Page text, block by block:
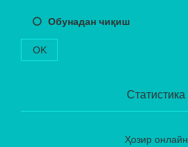
Обунадан чиқиш
OK
Статистика
Ҳозир онлайн